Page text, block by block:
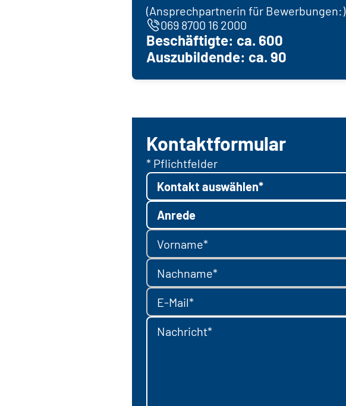
(Ansprechpartnerin für Bewerbungen:)
069 8700 16 2000
Beschäftigte: ca. 600
Auszubildende: ca. 90
Kontaktformular
* Pflichtfelder
Kontakt auswählen*
Anrede
Vorname*
Nachname*
E-Mail*
Nachricht*